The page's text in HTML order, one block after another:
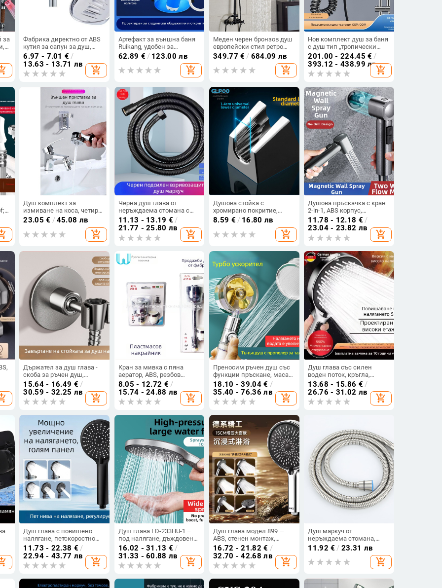
за
Фабрика директно от ABS
кутия за сапун за душ,
окачена на стена, държач
за сапун за сапун, душ
пръчка, износ на кутия за
сапун
6.97 - 7.01 € /
13.63 - 13.71 лв
add_shopping_cart
Артефакт за външна баня
Ruikang, удобен за
строителна площадка,
общежитие за къмпинг,
прост душ, безжично
помпа
62.89 € / 123.00 лв
add_shopping_cart
Меден черен бронзов душ
европейски стил ретро
повдигащ се душ кран,
костюм кълбо черен
349.77 € / 684.09 лв
add_shopping_cart
Нов комплект душ за баня
с душ тип „тропически
дъжд“ с
многофункционален бутон
за пръскане,
превключвател и околна
с цифров дисплей за душ
201.00 - 224.45 € /
393.12 - 438.99 лв
add_shopping_cart
Душ комплект за
измиване на коса, четири
части, регулируем с две
скорости, ABS, функции:
пръскане, масаж, дъжд,
монтаж: спирален, модел
23.05 € /45.08 лв
add_shopping_cart
Черна душ глава от
неръждаема стомана с
маркуч, ръчен душ и горно
пръскане
11.13 - 13.19 € /
21.77 - 25.80 лв
add_shopping_cart
Душова стойка с
хромирано покритие,
държач с двойна дупка и
двоен ъгъл; ABS материал;
модел 40003; CUPC
сертифициран; монтаж в
8.59 € / 16.80 лв
add_shopping_cart
Душова пръскачка с кран
2-in-1, ABS корпус,
функции пръскане и
дъжд, въртяща се
инсталация,
електроплакиран
11.78 - 12.18 € /
23.04 - 23.82 лв
add_shopping_cart
Държател за душ глава -
скоба за ръчен душ,
неръждаема стомана, без
пробиване, 1.6 MPa, 65°C
15.64 - 16.49 € /
30.59 - 32.25 лв
add_shopping_cart
Кран за мивка с пяна
аератор, ABS, резбов
монтаж,
електроплатиране,
двустепенно регулиране,
функция пяна и дъжд
8.05 - 12.72 € /
15.74 - 24.88 лв
add_shopping_cart
Преносим ръчен душ със
функции пръскане, масаж
и дъжд (ABS корпус, стил
Светъл лукс, 0–90°C,
модел 04221)
18.10 - 39.04€ /
35.40 - 76.36 лв
add_shopping_cart
Душ глава със силен
воден поток, кръгла,
стенна монтирана, ABS
13.68 - 15.86 € /
26.76 - 31.02 лв
add_shopping_cart
Душ глава с повишено
налягане, петскоростно
регулиране на потока,
голям панел на изхода и
универсален интерфейс
11.73 - 22.38 € /
22.94 - 43.77 лв
add_shopping_cart
Душ глава LD-233HU-1 –
под налягане, дъждовен
режим, неръждаема
стомана, кръгла форма,
ръчна инсталация, гореща
и студена вода
16.02 - 31.13 € /
31.33 - 60.88 лв
add_shopping_cart
Душ глава модел 899 —
ABS, стенен монтаж,
функции: пръскане, дъжд,
антинакипване, тиха струя
16.72 - 21.82 € /
32.70 - 42.68 лв
add_shopping_cart
Душ маркуч от
неръждаема стомана,
модел 006, ръчна
инсталация, номинално
налягане 4 кг, работна
11.92 € / 23.31 лв
add_shopping_cart